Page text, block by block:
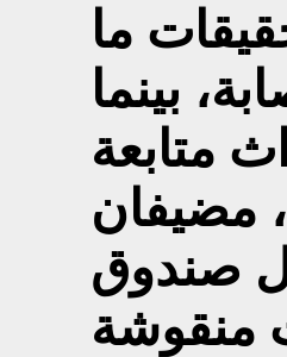
ما
بينما
متابعة
مضيفان
صندوق
منقوشة